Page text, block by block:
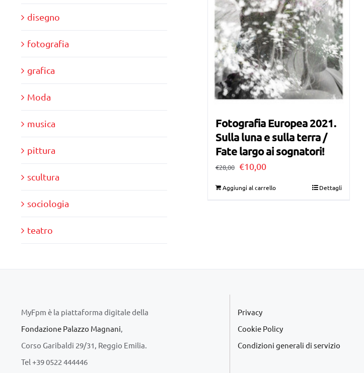
Fotografia Europea 2021.
Sulla luna e sulla terra /
Fate largo ai sognatori!
€28,00 Il
€10,00Il
Aggiungi al carrello Dettagli
disegno
fotografia
grafica
Moda
musica
pittura
scultura
sociologia
teatro
MyFpm è la piattaforma digitale della
Fondazione Palazzo Magnani
Corso Garibaldi 29/31, Reggio Emilia.
Tel +39 0522 444446
Privacy
Cookie Policy
Condizioni generali di servizio